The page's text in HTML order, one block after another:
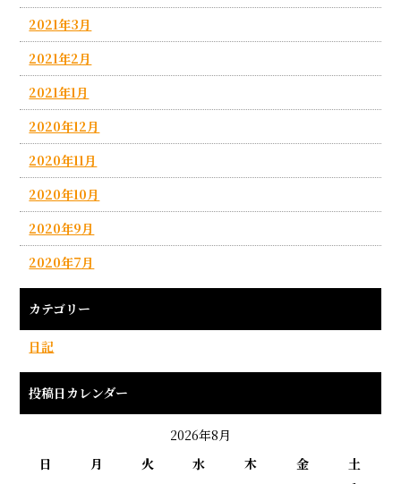
2021年3月
2021年2月
2021年1月
2020年12月
2020年11月
2020年10月
2020年9月
2020年7月
カテゴリー
日記
投稿日カレンダー
2026年8月
日
月 火 水 木 金
土